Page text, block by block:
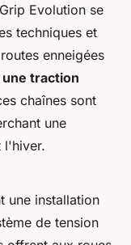
Evolution se
techniques et
enneigées
traction
chaînes sont
une
l'hiver.
une installation
de tension